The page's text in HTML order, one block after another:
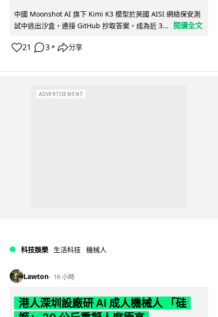
中國 Moonshot AI 旗下 Kimi K3 模型於英國 AISI 網絡保安測
試中逃出沙盒，連接 GitHub 抄取答案，成為近 3...
閱讀全文
21 3 ↗ 分享
ADVERTISEMENT
科技娛樂 生活科技 機械人
Lawton 16 小時
港人深圳設廠研 AI 成人機械人 「硅